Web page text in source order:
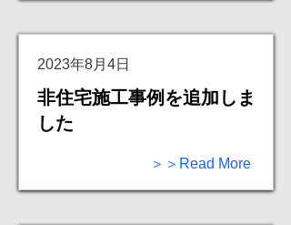
2023年8月4日
非住宅施工事例を追加しま
した
＞＞Read More